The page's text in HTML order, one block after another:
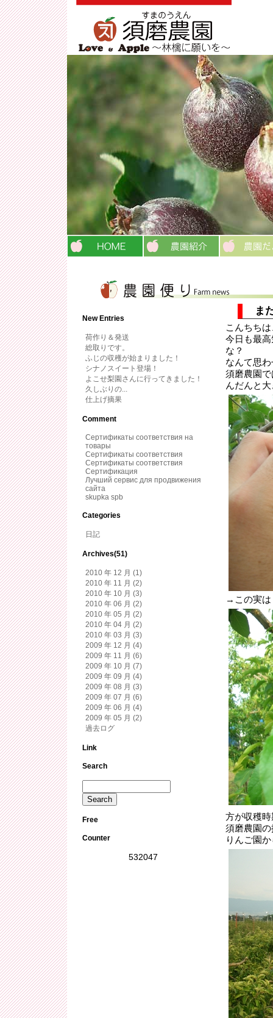
ま
こんちち
今日も最
な？
なんて思
須磨農園
んだんと
→この実は
方が収穫
須磨農園
りんご園
New Entries
荷作り＆発送
総取りです。
ふじの収穫が始まりました！
シナノスイート登場！
よこせ梨園さんに行ってきました！
久しぶりの...
仕上げ摘果
Comment
Сертификаты соответствия на
товары
Сертификаты соответствия
Сертификаты соответствия
Сертификация
Лучший сервис для продвижения
сайта
skupka spb
Categories
日記
Archives(51)
2010 年 12 月 (1)
2010 年 11 月 (2)
2010 年 10 月 (3)
2010 年 06 月 (2)
2010 年 05 月 (2)
2010 年 04 月 (2)
2010 年 03 月 (3)
2009 年 12 月 (4)
2009 年 11 月 (6)
2009 年 10 月 (7)
2009 年 09 月 (4)
2009 年 08 月 (3)
2009 年 07 月 (6)
2009 年 06 月 (4)
2009 年 05 月 (2)
過去ログ
Link
Search
Free
Counter
532047